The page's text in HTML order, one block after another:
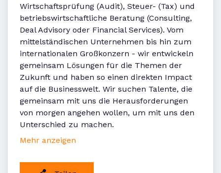
Wirtschaftsprüfung (Audit), Steuer- (Tax) und
betriebswirtschaftliche Beratung (Consulting,
Deal Advisory oder Financial Services). Vom
mittelständischen Unternehmen bis hin zum
internationalen Großkonzern - wir entwickeln
gemeinsam Lösungen für die Themen der
Zukunft und haben so einen direkten Impact
auf die Businesswelt. Wir suchen Talente, die
gemeinsam mit uns die Herausforderungen
von morgen angehen wollen, um mit uns den
Unterschied zu machen.
Mehr anzeigen